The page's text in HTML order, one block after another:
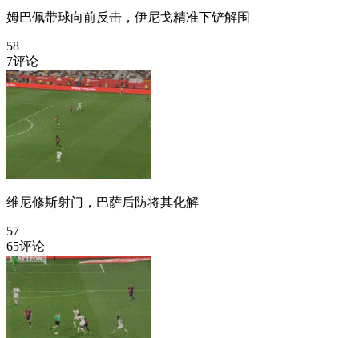
姆巴佩带球向前反击，伊尼戈精准下铲解围
58
7评论
维尼修斯射门，巴萨后防将其化解
57
65评论